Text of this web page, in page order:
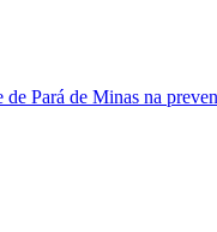
Pará de Minas na